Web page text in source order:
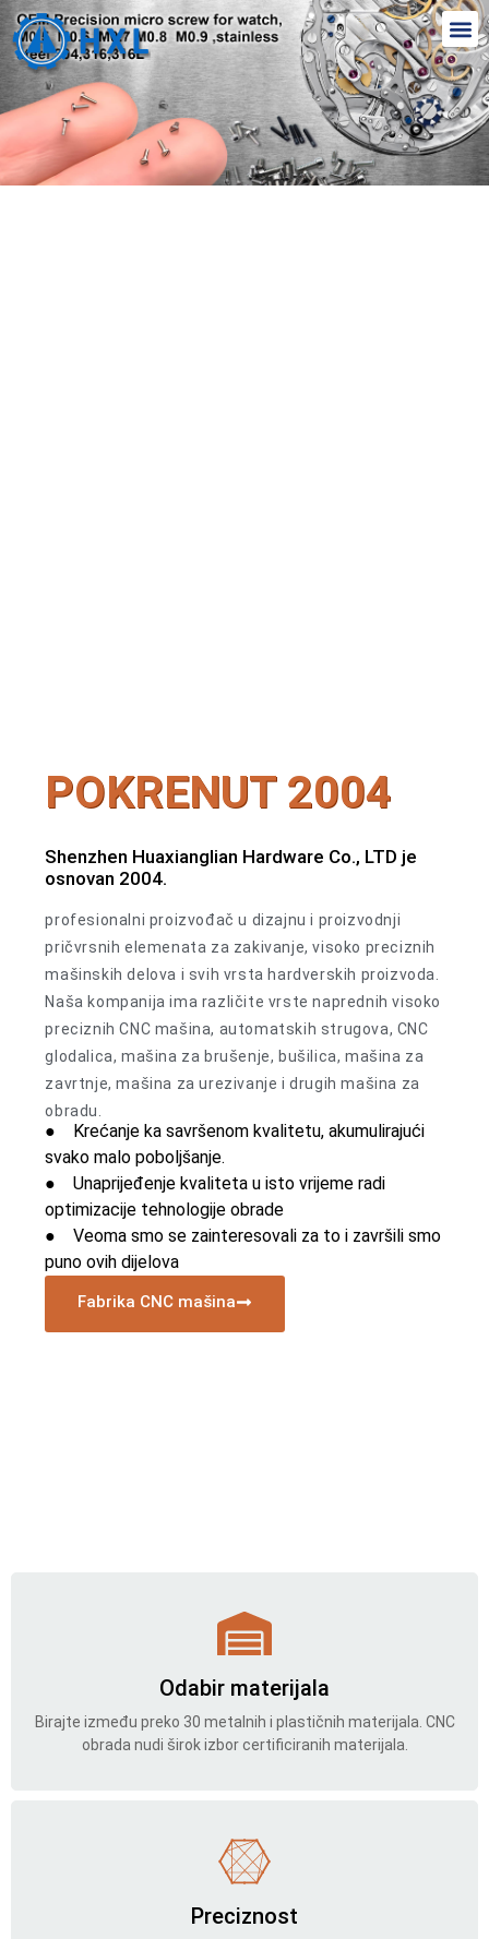
POKRENUT 2004
Shenzhen Huaxianglian Hardware Co., LTD je
osnovan 2004.
profesionalni proizvođač u dizajnu i proizvodnji
pričvrsnih elemenata za zakivanje, visoko preciznih
mašinskih delova i svih vrsta hardverskih proizvoda.
Naša kompanija ima različite vrste naprednih visoko
preciznih CNC mašina, automatskih strugova, CNC
glodalica, mašina za brušenje, bušilica, mašina za
zavrtnje, mašina za urezivanje i drugih mašina za
obradu.
● Krećanje ka savršenom kvalitetu, akumulirajući
svako malo poboljšanje.
● Unaprijeđenje kvaliteta u isto vrijeme radi
optimizacije tehnologije obrade
● Veoma smo se zainteresovali za to i završili smo
puno ovih dijelova
Fabrika CNC mašina
Odabir materijala
Birajte između preko 30 metalnih i plastičnih materijala. CNC
obrada nudi širok izbor certificiranih materijala.
Preciznost